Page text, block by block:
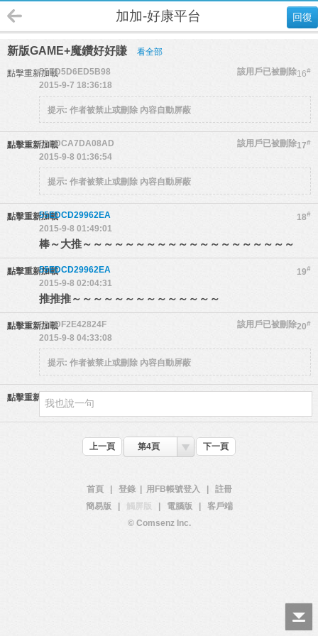
回復
加加-好康平台
新版GAME+魔鑽好好賺 看全部
點擊重新加載 16#
55ED5D6ED5B98
該用戶已被刪除
2015-9-7 18:36:18
提示: 作者被禁止或刪除 內容自動屏蔽
點擊重新加載 17#
55EDCA7DA08AD
該用戶已被刪除
2015-9-8 01:36:54
提示: 作者被禁止或刪除 內容自動屏蔽
點擊重新加載 18#
55EDCD29962EA
2015-9-8 01:49:01
棒～大推～～～～～～～～～～～～～～～～～～～～
點擊重新加載 19#
55EDCD29962EA
2015-9-8 02:04:31
推推推～～～～～～～～～～～～～～
點擊重新加載 20#
55EDF2E42824F
該用戶已被刪除
2015-9-8 04:33:08
提示: 作者被禁止或刪除 內容自動屏蔽
點擊重新加載
上一頁 第4頁 下一頁
首頁 登錄 用FB帳號登入
註冊
簡易版
觸屏版 電腦版
客戶端
© Comsenz Inc.